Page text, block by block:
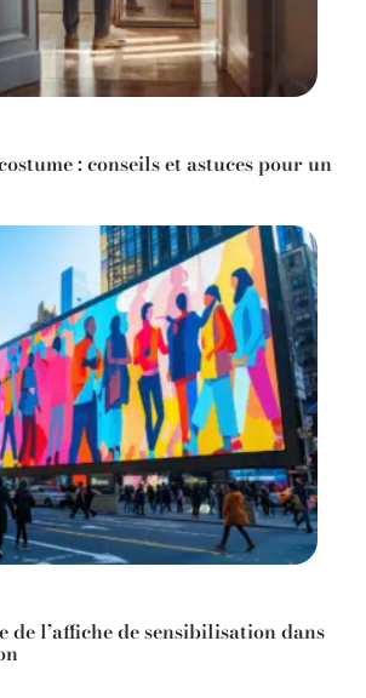
: conseils et astuces pour un
l’affiche de sensibilisation dans